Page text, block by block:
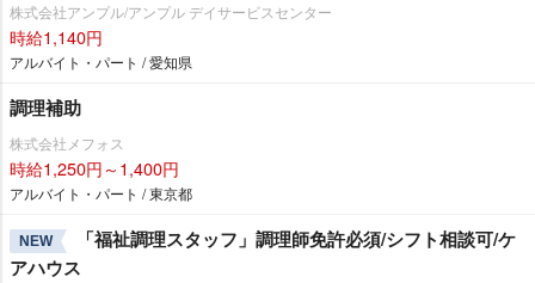
株式会社アンプル/アンプル デイサービスセンター
時給1,140円
アルバイト・パート / 愛知県
調理補助
株式会社メフォス
時給1,250円～1,400円
アルバイト・パート / 東京都
NEW
「福祉調理スタッフ」調理師免許必須/シフト相談可/ケ
アハウス